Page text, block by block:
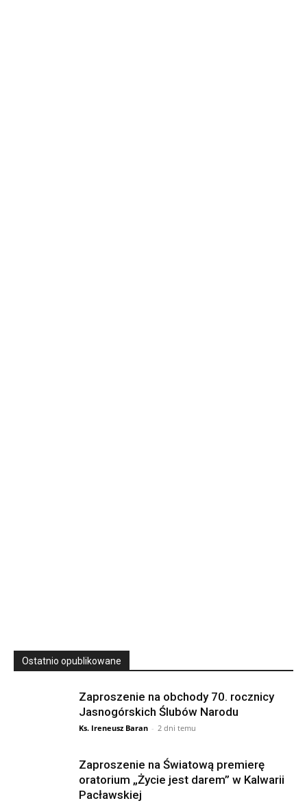
Ostatnio opublikowane
Zaproszenie na obchody 70. rocznicy
Jasnogórskich Ślubów Narodu
Ks. Ireneusz Baran - 2 dni temu
Zaproszenie na Światową premierę
oratorium „Życie jest darem” w Kalwarii
Pacławskiej